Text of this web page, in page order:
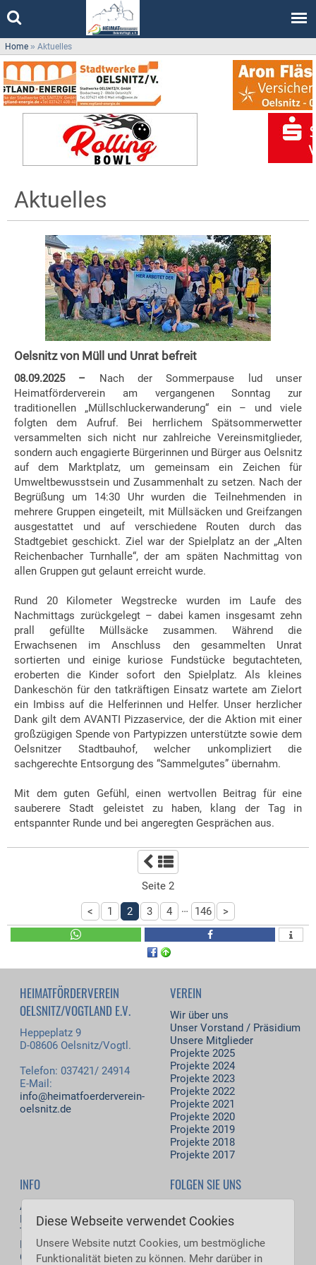
Home » Aktuelles
Aktuelles
Oelsnitz von Müll und Unrat befreit
08.09.2025 – Nach der Sommerpause lud unser
Heimatförderverein am vergangenen Sonntag zur
traditionellen „Müllschluckerwanderung“ ein – und viele
folgten dem Aufruf. Bei herrlichem Spätsommerwetter
versammelten sich nicht nur zahlreiche Vereinsmitglieder,
sondern auch engagierte Bürgerinnen und Bürger aus Oelsnitz
auf dem Marktplatz, um gemeinsam ein Zeichen für
Umweltbewusstsein und Zusammenhalt zu setzen. Nach der
Begrüßung um 14:30 Uhr wurden die Teilnehmenden in
mehrere Gruppen eingeteilt, mit Müllsäcken und Greifzangen
ausgestattet und auf verschiedene Routen durch das
Stadtgebiet geschickt. Ziel war der Spielplatz an der „Alten
Reichenbacher Turnhalle“, der am späten Nachmittag von
allen Gruppen gut gelaunt erreicht wurde.
Rund 20 Kilometer Wegstrecke wurden im Laufe des
Nachmittags zurückgelegt – dabei kamen insgesamt zehn
prall gefüllte Müllsäcke zusammen. Während die
Erwachsenen im Anschluss den gesammelten Unrat
sortierten und einige kuriose Fundstücke begutachteten,
eroberten die Kinder sofort den Spielplatz. Als kleines
Dankeschön für den tatkräftigen Einsatz wartete am Zielort
ein Imbiss auf die Helferinnen und Helfer. Unser herzlicher
Dank gilt dem AVANTI Pizzaservice, der die Aktion mit einer
großzügigen Spende von Partypizzen unterstützte sowie dem
Oelsnitzer Stadtbauhof, welcher unkompliziert die
sachgerechte Entsorgung des “Sammelgutes” übernahm.
Mit dem guten Gefühl, einen wertvollen Beitrag für eine
sauberere Stadt geleistet zu haben, klang der Tag in
entspannter Runde und bei angeregten Gesprächen aus.
Seite 2
<
1 2 3 4 … 146 >
HEIMATFÖRDERVEREIN
OELSNITZ/VOGTLAND E.V.
Heppeplatz 9
D-08606 Oelsnitz/Vogtl.
Telefon: 037421/ 24914
E-Mail:
info@heimatfoerderverein-
oelsnitz.de
VEREIN
Wir über uns
Unser Vorstand / Präsidium
Unsere Mitglieder
Projekte 2025
Projekte 2024
Projekte 2023
Projekte 2022
Projekte 2021
Projekte 2020
Projekte 2019
Projekte 2018
Projekte 2017
INFO
Aktuelles
Download
Termine
Kontakt
Gästebuch
FOLGEN SIE UNS
Besucher jetzt: 63
Besucher heute: 7.037
Diese Webseite verwendet Cookies
Unsere Website nutzt Cookies, um bestmögliche
Funktionalität bieten zu können. Mehr darüber in